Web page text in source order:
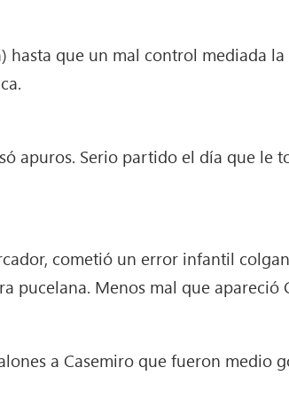
que un mal control mediada la
apuros. Serio partido el día que le
cometió un error infantil
pucelana. Menos mal que apareció
a Casemiro que fueron medio